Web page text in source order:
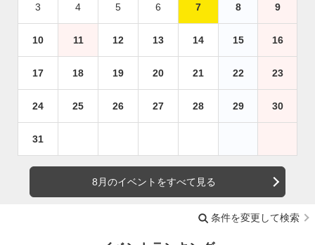
3 4 5 6 7 8 9
10 11 12 13 14 15 16
17 18 19 20 21 22 23
24 25 26 27 28 29 30
31
8月のイベントをすべて見る
条件を変更して検索